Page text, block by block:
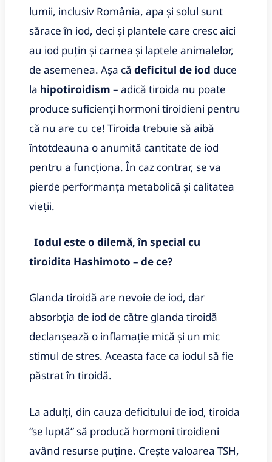
lumii, inclusiv România, apa și solul sunt
sărace în iod, deci și plantele care cresc aici
au iod puțin și carnea și laptele animalelor,
de asemenea. Așa că deficitul de iod duce
la hipotiroidism – adică tiroida nu poate
produce suficienți hormoni tiroidieni pentru
că nu are cu ce! Tiroida trebuie să aibă
întotdeauna o anumită cantitate de iod
pentru a funcționa. În caz contrar, se va
pierde performanța metabolică și calitatea
vieții.
Iodul este o dilemă, în special cu
tiroidita Hashimoto – de ce?
Glanda tiroidă are nevoie de iod, dar
absorbția de iod de către glanda tiroidă
declanșează o inflamație mică și un mic
stimul de stres. Aceasta face ca iodul să fie
păstrat în tiroidă.
La adulți, din cauza deficitului de iod, tiroida
“se luptă” să producă hormoni tiroidieni
având resurse puține. Crește valoarea TSH,